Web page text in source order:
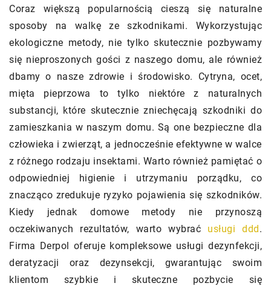
Coraz większą popularnością cieszą się naturalne
sposoby na walkę ze szkodnikami. Wykorzystując
ekologiczne metody, nie tylko skutecznie pozbywamy
się nieproszonych gości z naszego domu, ale również
dbamy o nasze zdrowie i środowisko. Cytryna, ocet,
mięta pieprzowa to tylko niektóre z naturalnych
substancji, które skutecznie zniechęcają szkodniki do
zamieszkania w naszym domu. Są one bezpieczne dla
człowieka i zwierząt, a jednocześnie efektywne w walce
z różnego rodzaju insektami. Warto również pamiętać o
odpowiedniej higienie i utrzymaniu porządku, co
znacząco zredukuje ryzyko pojawienia się szkodników.
Kiedy jednak domowe metody nie przynoszą
oczekiwanych rezultatów, warto wybrać usługi ddd.
Firma Derpol oferuje kompleksowe usługi dezynfekcji,
deratyzacji oraz dezynsekcji, gwarantując swoim
klientom szybkie i skuteczne pozbycie się